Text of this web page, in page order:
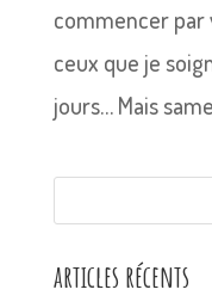
commencer par
ceux que je
jours… Mais
articles récents